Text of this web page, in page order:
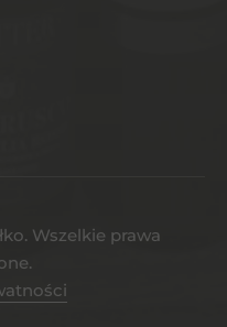
Wszelkie prawa